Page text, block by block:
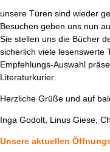
unsere Türen sind wieder
Besuchen geben uns nun
Sie stellen uns die Bücher
sicherlich viele lesenswerte
Empfehlungs-Auswahl
Literaturkurier.
Herzliche Grüße und auf
Inga Godolt, Linus Giese,
Unsere aktuellen